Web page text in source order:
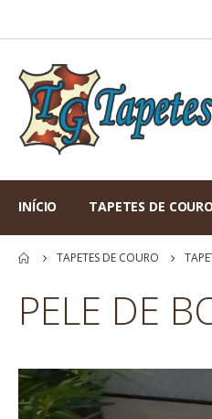
INÍCIO TAPETES DE COURO
TAPETES DE COURO
PELE DE